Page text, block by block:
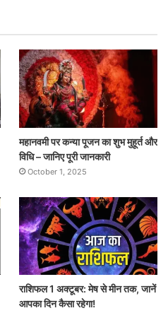
महानवमी पर कन्या पूजन का शुभ मुहूर्त और
विधि – जानिए पूरी जानकारी
October 1, 2025
राशिफल 1 अक्टूबर: मेष से मीन तक, जानें
आपका दिन कैसा रहेगा!